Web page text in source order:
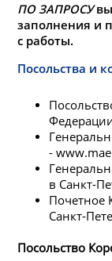
ПО ЗАПРОСУ
заполнения и
с работы.
Посольства и
-
в Санкт-
Почетное
Санкт-
Посольство